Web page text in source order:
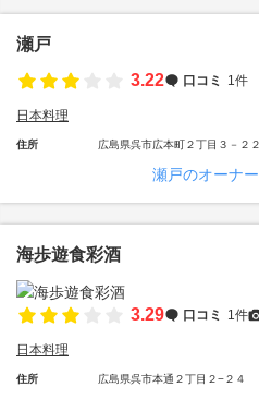
瀬戸
3.22
口コミ 1件
日本料理
住所 広島県呉市広本町２丁目３－２２
瀬戸のオーナ
海歩遊食彩酒
3.29 口コミ 1件
日本料理
住所 広島県呉市本通２丁目２−２４